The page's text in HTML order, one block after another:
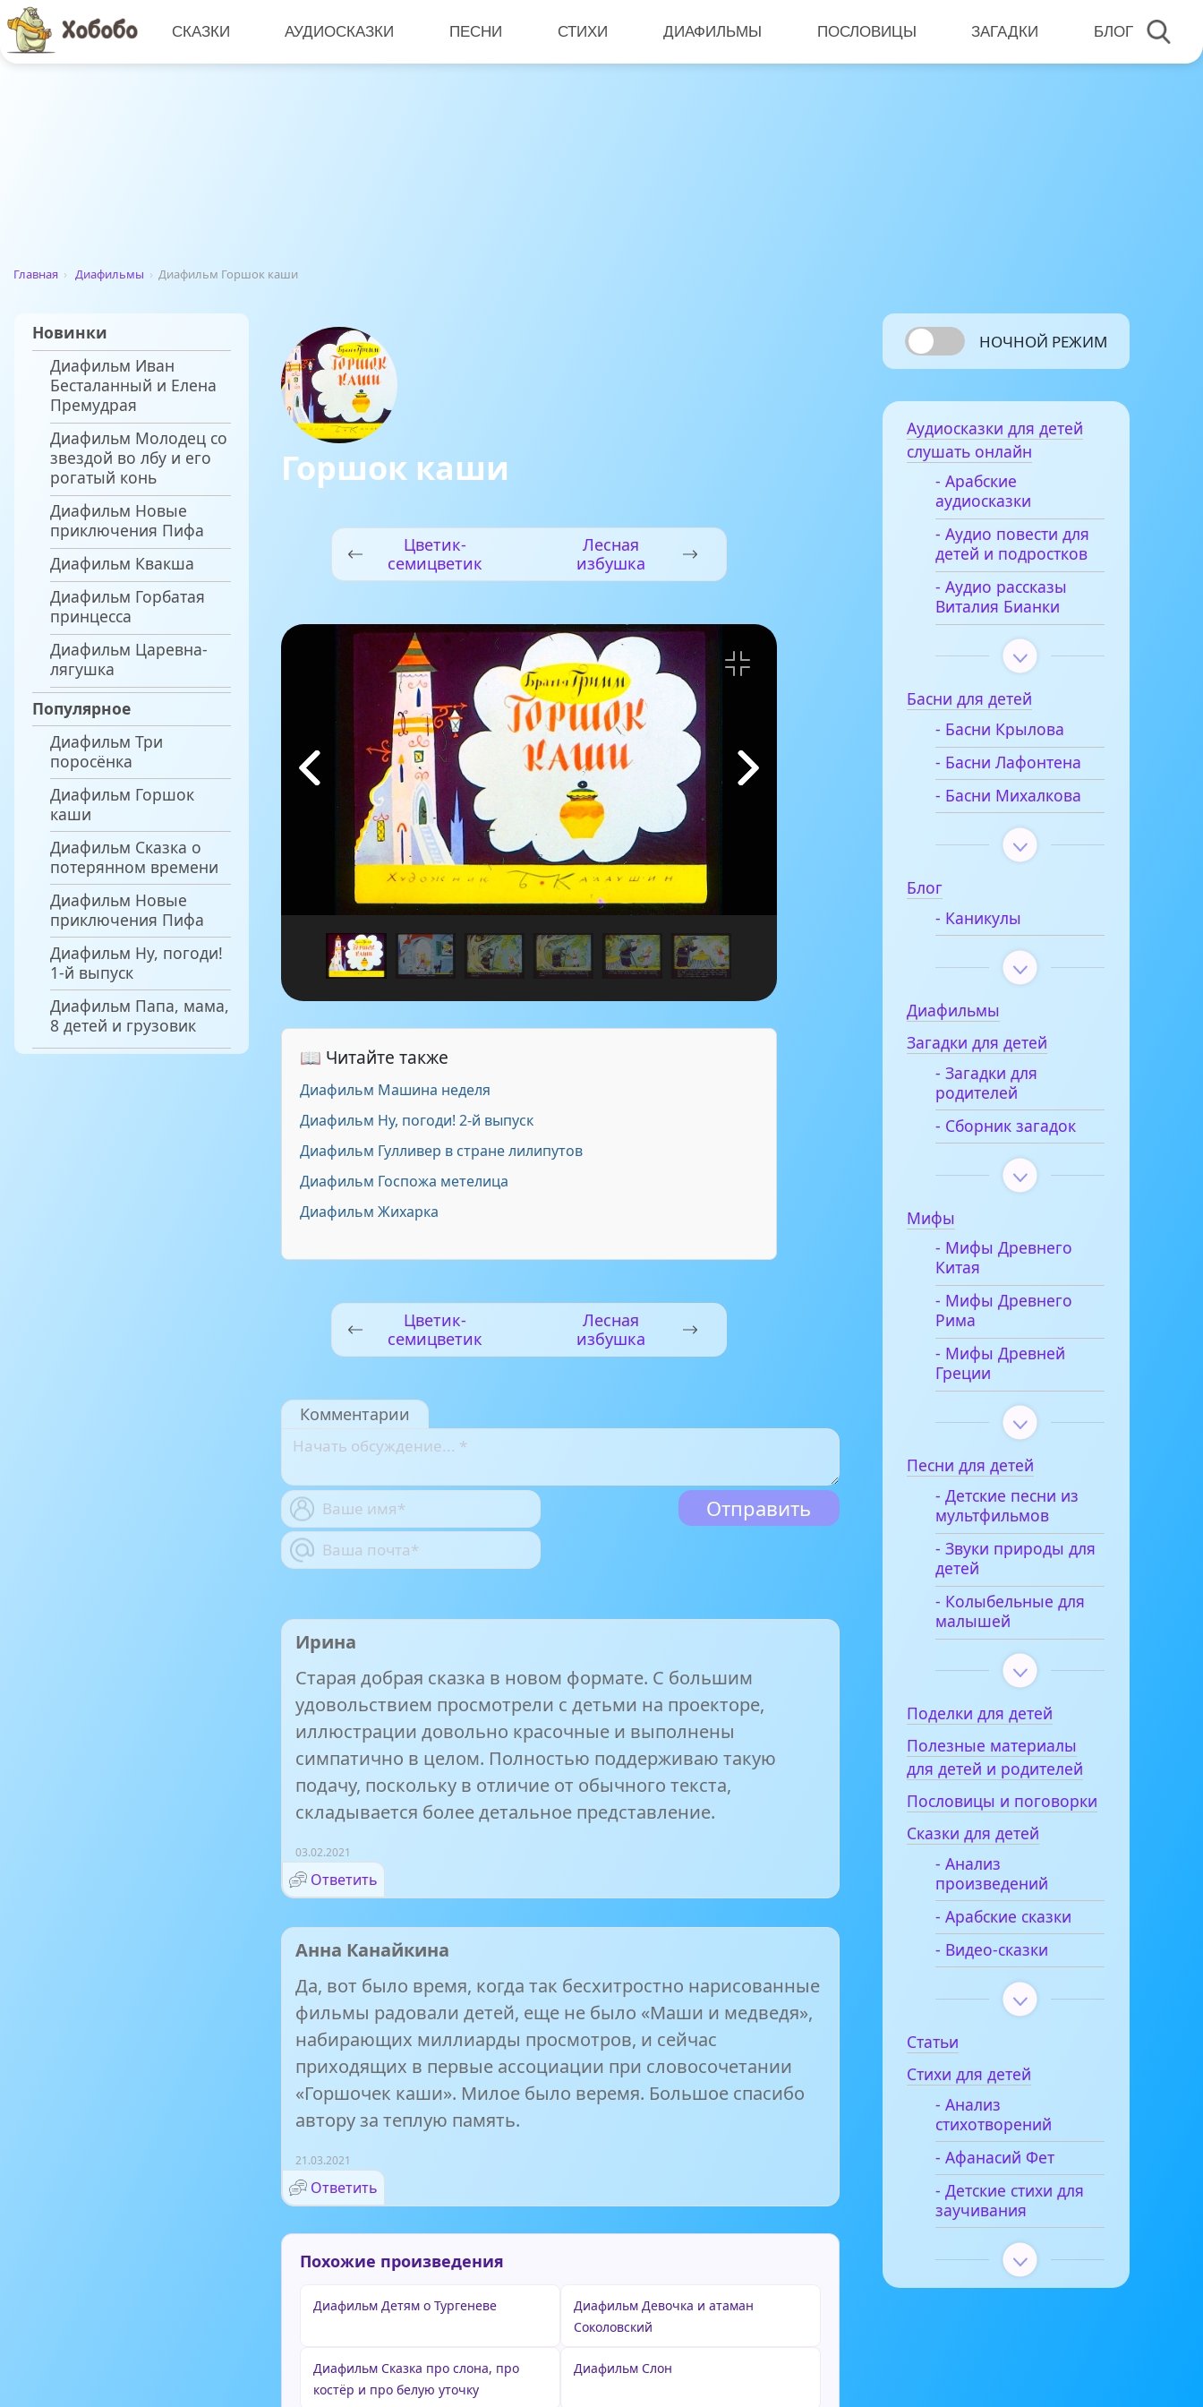
СКАЗКИ АУДИОСКАЗКИ ПЕСНИ СТИХИ ДИАФИЛЬМЫ ПОСЛОВИЦЫ ЗАГАДКИ БЛОГ
Главная › Диафильмы › Диафильм Горшок каши
Новинки
Диафильм Иван
Бесталанный и Елена
Премудрая
Диафильм Молодец со
звездой во лбу и его
рогатый конь
Диафильм Новые
приключения Пифа
Диафильм Квакша
Диафильм Горбатая
принцесса
Диафильм Царевна-
лягушка
Популярное
Диафильм Три
поросёнка
Диафильм Горшок
каши
Диафильм Сказка о
потерянном времени
Диафильм Новые
приключения Пифа
Диафильм Ну, погоди!
1-й выпуск
Диафильм Папа, мама,
8 детей и грузовик
Горшок каши
Цветик-
семицветик
Лесная
избушка
📖 Читайте также
Диафильм Машина неделя
Диафильм Ну, погоди! 2-й выпуск
Диафильм Гулливер в стране лилипутов
Диафильм Госпожа метелица
Диафильм Жихарка
Цветик-
семицветик
Лесная
избушка
Комментарии
Ирина
Старая добрая сказка в новом формате. С большим
удовольствием просмотрели с детьми на проекторе,
иллюстрации довольно красочные и выполнены
симпатично в целом. Полностью поддерживаю такую
подачу, поскольку в отличие от обычного текста,
складывается более детальное представление.
03.02.2021
Ответить
Анна Канайкина
Да, вот было время, когда так бесхитростно нарисованные
фильмы радовали детей, еще не было «Маши и медведя»,
набирающих миллиарды просмотров, и сейчас
приходящих в первые ассоциации при словосочетании
«Горшочек каши». Милое было веремя. Большое спасибо
автору за теплую память.
21.03.2021
Ответить
Похожие произведения
Диафильм Детям о Тургеневе
Диафильм Девочка и атаман
Соколовский
Диафильм Сказка про слона, про
костёр и про белую уточку
Диафильм Слон
НОЧНОЙ РЕЖИМ
Аудиосказки для детей
слушать онлайн
- Арабские
аудиосказки
- Аудио повести для
детей и подростков
- Аудио рассказы
Виталия Бианки
Басни для детей
- Басни Крылова
- Басни Лафонтена
- Басни Михалкова
Блог
- Каникулы
Диафильмы
Загадки для детей
- Загадки для
родителей
- Сборник загадок
Мифы
- Мифы Древнего
Китая
- Мифы Древнего
Рима
- Мифы Древней
Греции
Песни для детей
- Детские песни из
мультфильмов
- Звуки природы для
детей
- Колыбельные для
малышей
Поделки для детей
Полезные материалы
для детей и родителей
Пословицы и поговорки
Сказки для детей
- Анализ
произведений
- Арабские сказки
- Видео-сказки
Статьи
Стихи для детей
- Анализ
стихотворений
- Афанасий Фет
- Детские стихи для
заучивания